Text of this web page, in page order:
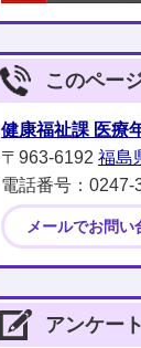
このペー
健康福祉課 医療
〒963-6192 福島
電話番号：
メールでお問い
アンケート